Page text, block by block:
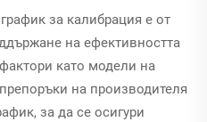
за калибрация е от
на ефективността
като модели на
на производителя
за да се осигури